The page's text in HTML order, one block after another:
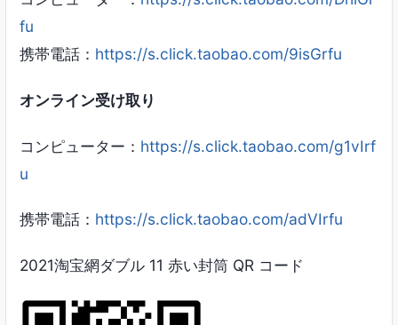
fu
携帯電話： https://s.click.taobao.com/9isGrfu
オンライン受け取り
コンピューター： https://s.click.taobao.com/g1vIrf
u
携帯電話： https://s.click.taobao.com/adVIrfu
2021淘宝網ダブル 11 赤い封筒 QR コード